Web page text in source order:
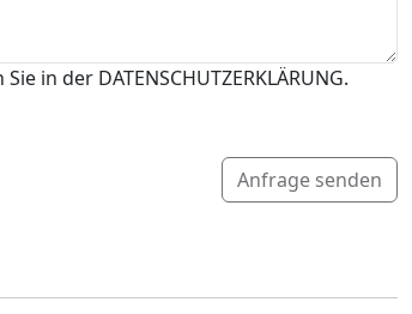
in der DATENSCHUTZERKLÄRUNG.
Anfrage senden